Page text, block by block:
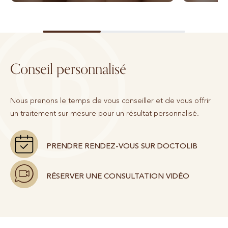
Conseil personnalisé
Nous prenons le temps de vous conseiller et de vous offrir
un traitement sur mesure pour un résultat personnalisé.
PRENDRE RENDEZ-VOUS SUR DOCTOLIB
RÉSERVER UNE CONSULTATION VIDÉO